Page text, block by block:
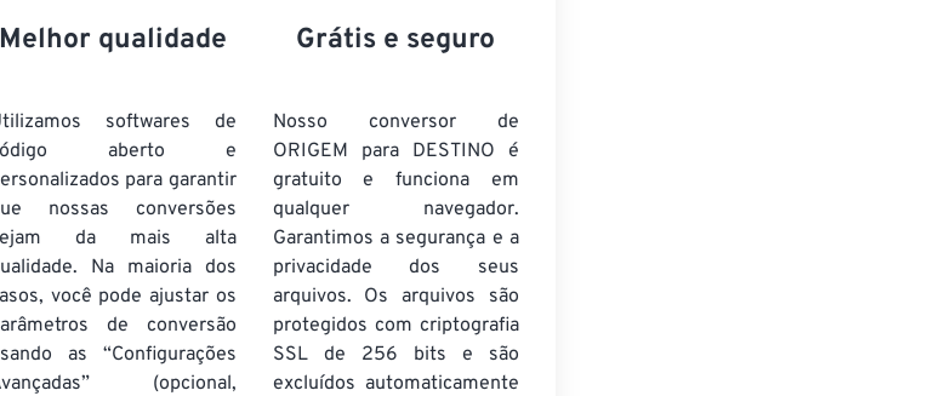
Melhor qualidade
softwares de
aberto e
para garantir
nossas conversões
da mais alta
Na maioria dos
você pode ajustar os
de conversão
as “Configurações
(opcional,
Grátis e seguro
Nosso conversor de
ORIGEM para DESTINO é
gratuito e funciona em
qualquer navegador.
Garantimos a segurança e a
privacidade dos seus
arquivos. Os arquivos são
protegidos com criptografia
SSL de 256 bits e são
excluídos automaticamente